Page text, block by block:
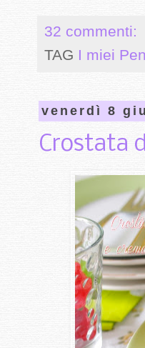
32 commenti:
TAG I miei
venerdì 8
Crostata